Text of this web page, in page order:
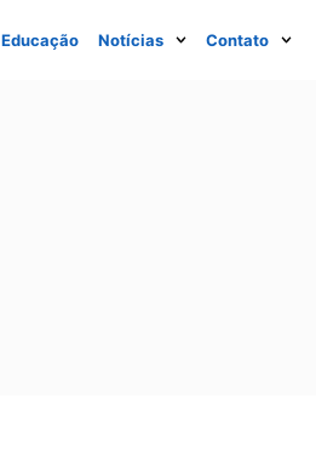
Educação Notícias Contato